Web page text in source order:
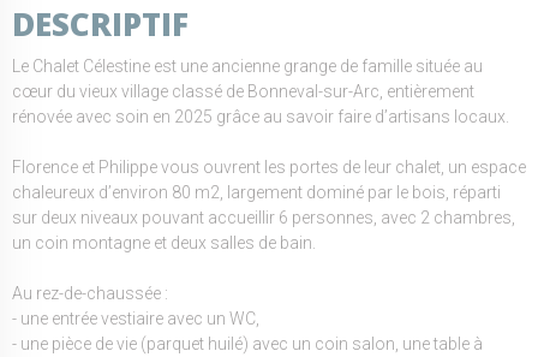
DESCRIPTIF
Le Chalet Célestine est une ancienne grange de famille située au
cœur du vieux village classé de Bonneval-sur-Arc, entièrement
rénovée avec soin en 2025 grâce au savoir faire d’artisans locaux.
Florence et Philippe vous ouvrent les portes de leur chalet, un espace
chaleureux d’environ 80 m2, largement dominé par le bois, réparti
sur deux niveaux pouvant accueillir 6 personnes, avec 2 chambres,
un coin montagne et deux salles de bain.
Au rez-de-chaussée :
- une entrée vestiaire avec un WC,
- une pièce de vie (parquet huilé) avec un coin salon, une table à